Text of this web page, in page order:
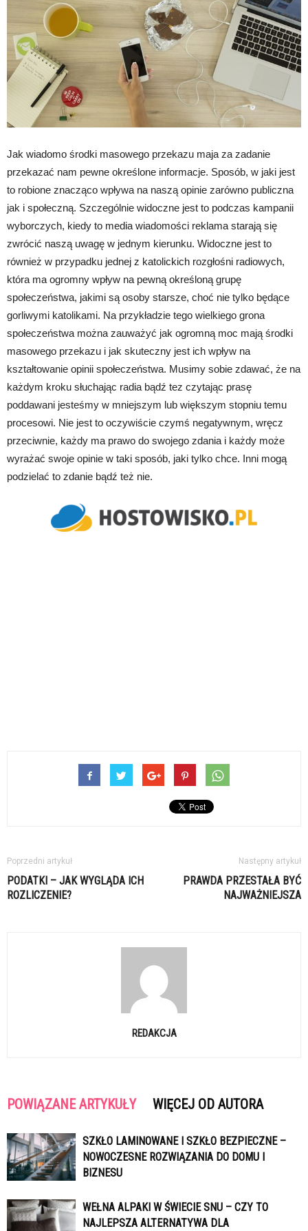
Jak wiadomo środki masowego przekazu maja za zadanie
przekazać nam pewne określone informacje. Sposób, w jaki jest
to robione znacząco wpływa na naszą opinie zarówno publiczna
jak i społeczną. Szczególnie widoczne jest to podczas kampanii
wyborczych, kiedy to media wiadomości reklama starają się
zwrócić naszą uwagę w jednym kierunku. Widoczne jest to
również w przypadku jednej z katolickich rozgłośni radiowych,
która ma ogromny wpływ na pewną określoną grupę
społeczeństwa, jakimi są osoby starsze, choć nie tylko będące
gorliwymi katolikami. Na przykładzie tego wielkiego grona
społeczeństwa można zauważyć jak ogromną moc mają środki
masowego przekazu i jak skuteczny jest ich wpływ na
kształtowanie opinii społeczeństwa. Musimy sobie zdawać, że na
każdym kroku słuchając radia bądź tez czytając prasę
poddawani jesteśmy w mniejszym lub większym stopniu temu
procesowi. Nie jest to oczywiście czymś negatywnym, wręcz
przeciwnie, każdy ma prawo do swojego zdania i każdy może
wyrażać swoje opinie w taki sposób, jaki tylko chce. Inni mogą
podzielać to zdanie bądź też nie.
Poprzedni artykuł
PODATKI – JAK WYGLĄDA ICH
ROZLICZENIE?
Następny artykuł
PRAWDA PRZESTAŁA BYĆ
NAJWAŻNIEJSZA
REDAKCJA
POWIĄZANE ARTYKUŁY WIĘCEJ OD AUTORA
SZKŁO LAMINOWANE I SZKŁO BEZPIECZNE –
NOWOCZESNE ROZWIĄZANIA DO DOMU I
BIZNESU
WEŁNA ALPAKI W ŚWIECIE SNU – CZY TO
NAJLEPSZA ALTERNATYWA DLA